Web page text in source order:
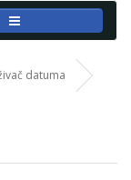
datuma